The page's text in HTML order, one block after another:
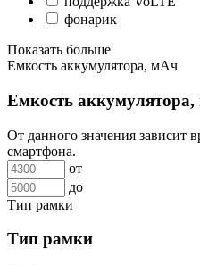
фонарик
Показать больше
Емкость аккумулятора, мАч
Емкость
От данного значения зависит
смартфона.
от
до
Тип рамки
Тип рамки